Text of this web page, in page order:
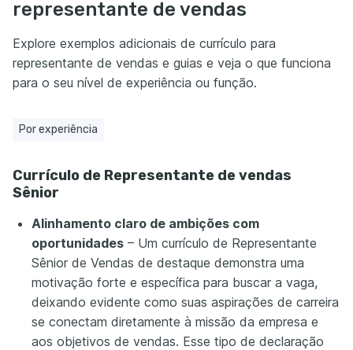
representante de vendas
Explore exemplos adicionais de currículo para
representante de vendas e guias e veja o que funciona
para o seu nível de experiência ou função.
Por experiência
Currículo de Representante de vendas
Sênior
Alinhamento claro de ambições com
oportunidades – Um currículo de Representante
Sênior de Vendas de destaque demonstra uma
motivação forte e específica para buscar a vaga,
deixando evidente como suas aspirações de carreira
se conectam diretamente à missão da empresa e
aos objetivos de vendas. Esse tipo de declaração